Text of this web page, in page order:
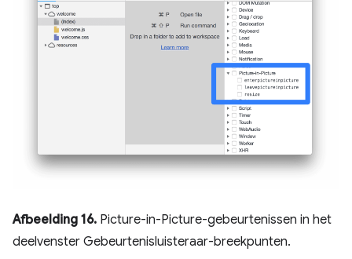
Afbeelding 16. Picture-in-Picture-gebeurtenissen in het
deelvenster Gebeurtenisluisteraar-breekpunten.